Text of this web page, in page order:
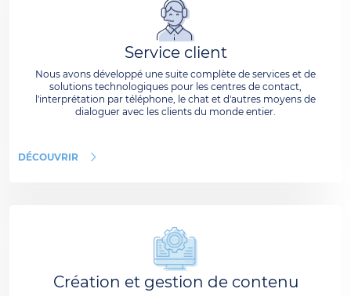
Service client
Nous avons développé une suite complète de services et de
solutions technologiques pour les centres de contact,
l'interprétation par téléphone, le chat et d'autres moyens de
dialoguer avec les clients du monde entier.
DÉCOUVRIR
Création et gestion de contenu